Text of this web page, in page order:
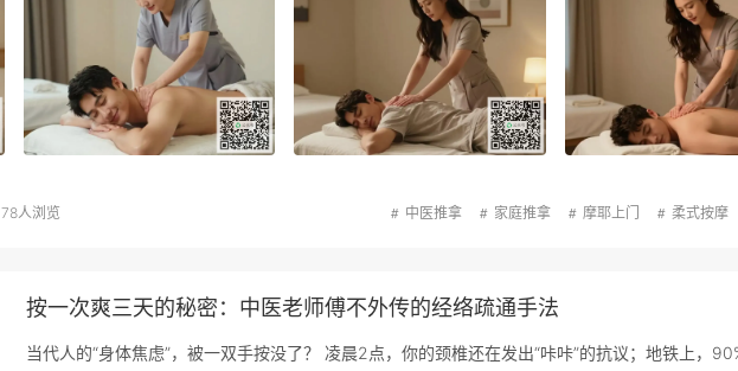
78人浏览 中医推拿 家庭推拿 摩耶上门 柔式按摩
按一次爽三天的秘密：中医老师傅不外传的经络疏通手法
当代人的“身体焦虑”，被一双手按没了？ 凌晨2点，你的颈椎还在发出“咔咔”的抗议；地铁上，